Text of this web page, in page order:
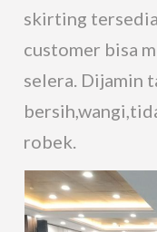
skirting
customer bisa
selera. Dijamin
robek.